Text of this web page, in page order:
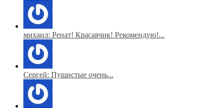
михаил: Ренат! Красавчик! Рекомендую!...
Сергей: Пушистые очень...